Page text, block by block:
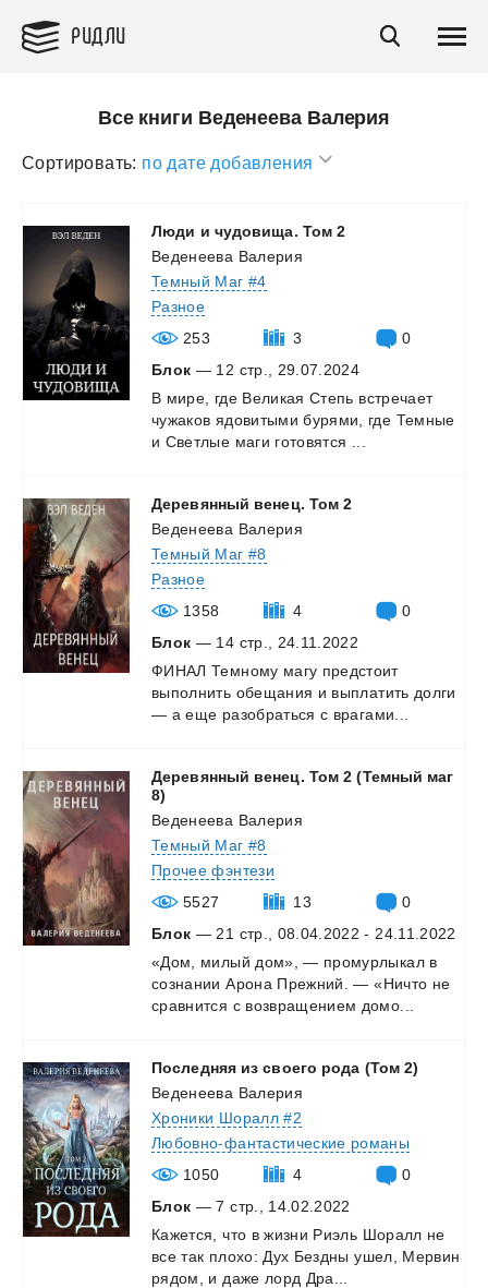
РИДЛИ
Все книги Веденеева Валерия
Сортировать: по дате добавления
Люди и чудовища. Том 2
Веденеева Валерия
Темный Маг #4
Разное
253
3
0
Блок — 12 стр., 29.07.2024
В мире, где Великая Степь встречает
чужаков ядовитыми бурями, где Темные
и Светлые маги готовятся
Деревянный венец. Том 2
Веденеева Валерия
Темный Маг #8
Разное
1358
4
0
Блок — 14 стр., 24.11.2022
ФИНАЛ Темному магу предстоит
выполнить обещания и выплатить долги
— а еще разобраться с врагами...
Деревянный венец. Том 2 (Темный маг
8)
Веденеева Валерия
Темный Маг #8
Прочее фэнтези
5527
13
0
Блок — 21 стр., 08.04.2022 - 24.11.2022
«Дом,
милый дом», — промурлыкал в
сознании Арона Прежний. — «Ничто не
сравнится с возвращением домо...
Последняя из своего рода (Том 2)
Веденеева Валерия
Хроники Шоралл #2
Любовно-фантастические романы
1050
4
0
Блок — 7 стр., 14.02.2022
Кажется,
что в жизни Риэль Шоралл не
все так плохо: Дух Бездны ушел,
Мервин
рядом,
и даже лорд Дра...